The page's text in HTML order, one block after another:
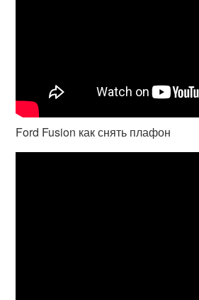
Ford Fusion как снять плафон